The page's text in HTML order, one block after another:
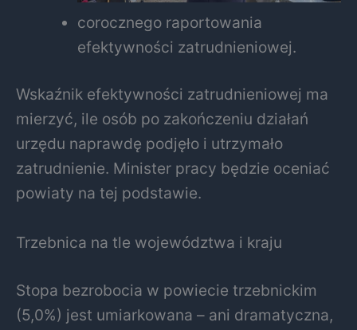
corocznego raportowania
efektywności zatrudnieniowej.
Wskaźnik efektywności zatrudnieniowej ma
mierzyć, ile osób po zakończeniu działań
urzędu naprawdę podjęło i utrzymało
zatrudnienie. Minister pracy będzie oceniać
powiaty na tej podstawie.
Trzebnica na tle województwa i kraju
Stopa bezrobocia w powiecie trzebnickim
(5,0%) jest umiarkowana – ani dramatyczna,